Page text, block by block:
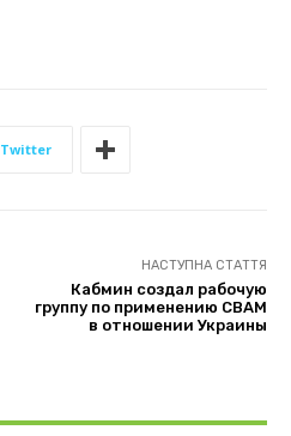
Twitter
НАСТУПНА СТАТТЯ
Кабмин создал рабочую
группу по применению CBAM
в отношении Украины